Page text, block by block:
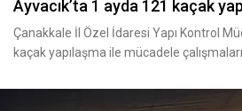
Ayvacık’ta 1 ayda 121 kaçak yapı
Çanakkale İl Özel İdaresi Yapı Kontrol
kaçak yapılaşma ile mücadele